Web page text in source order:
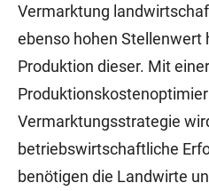
Vermarktung
ebenso hohen Stellenwert
Produktion dieser. Mit einer
Vermarktungsstrategie
betriebswirtschaftliche
benötigen die Landwirte